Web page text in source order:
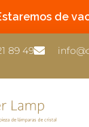
de
89 49